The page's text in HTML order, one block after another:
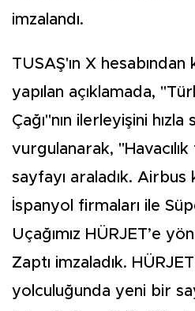
imzalandı.
TUSAŞ'ın X hesabından
yapılan açıklamada, "Türk
Çağı"nın ilerleyişini
vurgulanarak,
sayfayı araladık.
İspanyol firmaları ile
Uçağımız HÜRJET’e
Zaptı imzaladık.
yolculuğunda yeni bir